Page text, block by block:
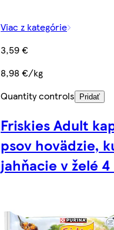
Viac z kategórie
3,59 €
8,98 €/kg
Quantity controls
Pridať
Friskies Adult
psov hovädzie,
jahňacie v želé 4